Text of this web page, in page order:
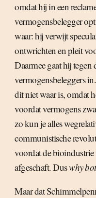
omdat hij in een
vermogensbelegger
waar: hij verwijt
ontwrichten en pleit
Daarmee gaat hij tegen
vermogensbeleggers
dit niet waar is, omdat
voordat vermogens
zo kun je alles
communistische
voordat de bioindustrie
afgeschaft. Duswhy
Maar dat